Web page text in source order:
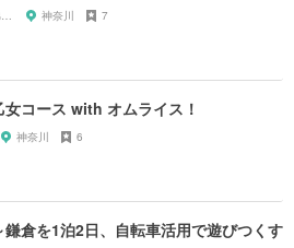
魔法使いの弟子 kiki 神奈川 7
コース with オムライス！
神奈川 6
鎌倉を1泊2日、自転車活用で遊びつくす